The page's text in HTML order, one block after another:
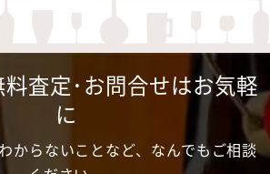
査定･お問合せはお気軽
に
からないことなど、なんでもご相談